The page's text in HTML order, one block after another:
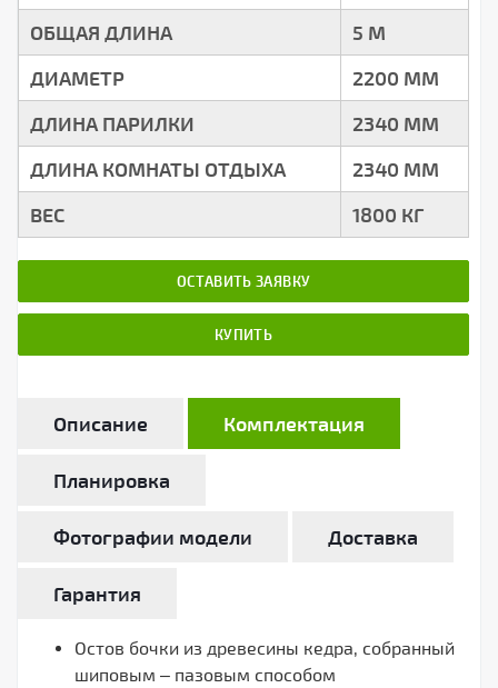
ОБЩАЯ ДЛИНА
5 М
ДИАМЕТР
2200 ММ
ДЛИНА ПАРИЛКИ
2340 ММ
ДЛИНА КОМНАТЫ ОТДЫХА
2340 ММ
ВЕС
1800 КГ
ОСТАВИТЬ ЗАЯВКУ
КУПИТЬ
Описание Комплектация
Планировка
Фотографии модели Доставка
Гарантия
Остов бочки из древесины кедра, собранный
шиповым – пазовым способом